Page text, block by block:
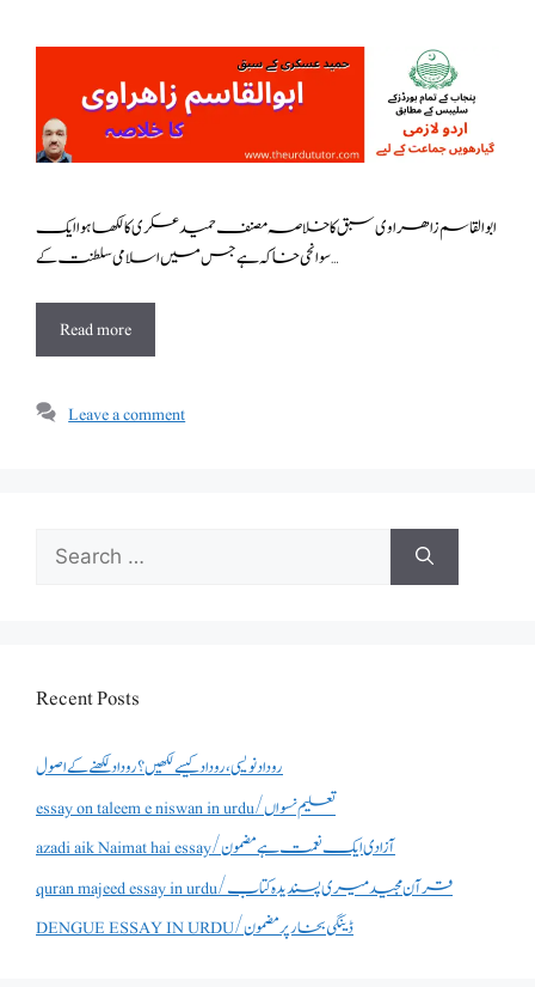
ابوالقاسم زاھراوی سبق کا خلاصہ مصنف حمید عسکری کا لکھا ہوا ایک
سوانحی خاکہ ہے جس میں اسلامی سلطنت کے …
Read more
Leave a comment
Search
for:
Recent Posts
روداد نویسی ،روداد کیسے لکھیں؟ روداد لکھنے کے اصول
essay on taleem e niswan in urdu/تعلیم نسواں
azadi aik Naimat hai essay/آزادی ایک نعمت ہے مضمون
quran majeed essay in urdu/قرآن مجید میری پسندیدہ کتاب
DENGUE ESSAY IN URDU/ڈینگی بخار پر مضمون